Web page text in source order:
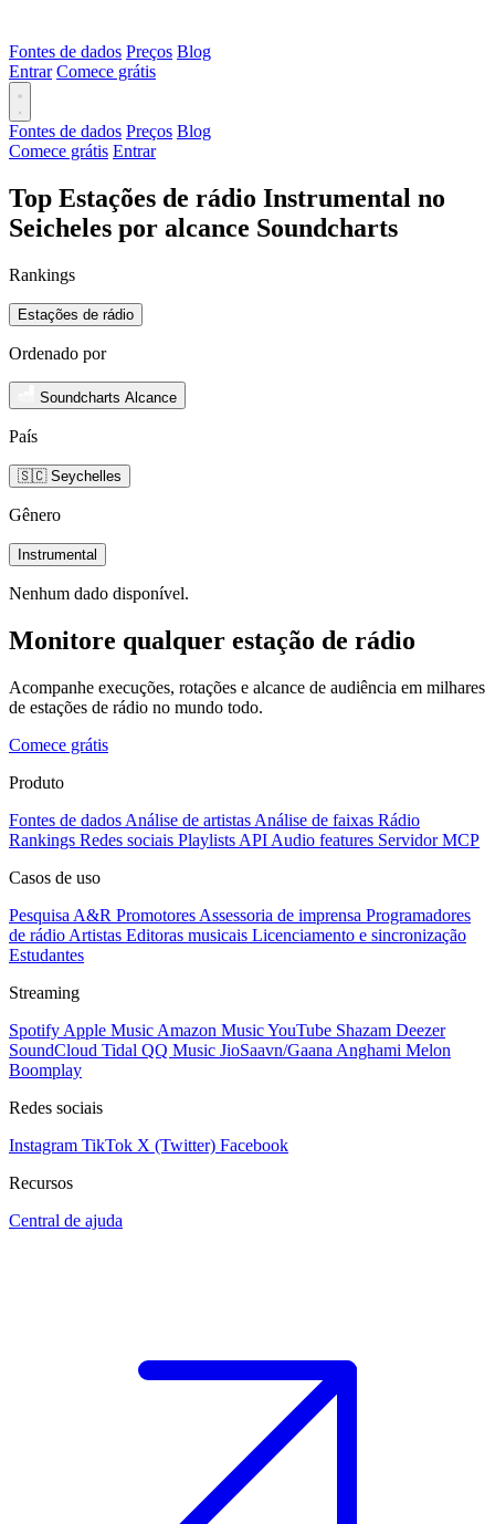
Fontes de dados Preços Blog
Entrar Comece grátis
Fontes de dados Preços Blog
Comece grátis Entrar
Top Estações de rádio Instrumental no
Seicheles por alcance Soundcharts
Rankings
Estações de rádio
Ordenado por
Soundcharts Alcance
País
🇸🇨 Seychelles
Gênero
Instrumental
Nenhum dado disponível.
Monitore qualquer estação de rádio
Acompanhe execuções, rotações e alcance de audiência em milhares
de estações de rádio no mundo todo.
Comece grátis
Produto
Fontes de dados Análise de artistas Análise de faixas Rádio
Rankings Redes sociais Playlists API Audio features Servidor MCP
Casos de uso
Pesquisa A&R Promotores Assessoria de imprensa Programadores
de rádio Artistas Editoras musicais Licenciamento e sincronização
Estudantes
Streaming
Spotify Apple Music Amazon MusicYouTube Shazam Deezer
SoundCloud Tidal QQ Music JioSaavn/Gaana Anghami Melon
Boomplay
Redes sociais
Instagram TikTok X (Twitter) Facebook
Recursos
Central de ajuda